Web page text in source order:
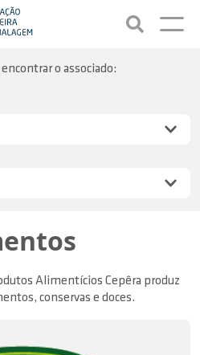
o associado:
Alimentícios Cepêra produz
conservas e doces.